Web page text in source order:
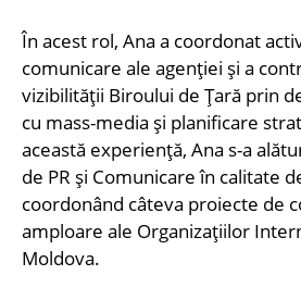
În acest rol, Ana a coordonat
comunicare ale agenției și a
vizibilității Biroului de Țară prin
cu mass-media și planificare
această experiență, Ana s-a
de PR și Comunicare în calitate
coordonând câteva proiecte de
amploare ale Organizațiilor
Moldova.